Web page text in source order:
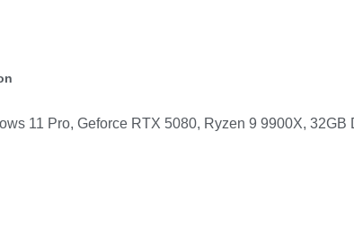
11 Pro, Geforce RTX 5080, Ryzen 9 9900X,